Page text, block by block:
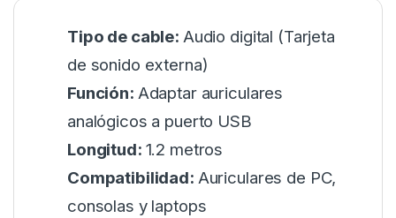
Tipo de cable: Audio digital (Tarjeta
de sonido externa)
Función: Adaptar auriculares
analógicos a puerto USB
Longitud: 1.2 metros
Compatibilidad: Auriculares de PC,
consolas y laptops